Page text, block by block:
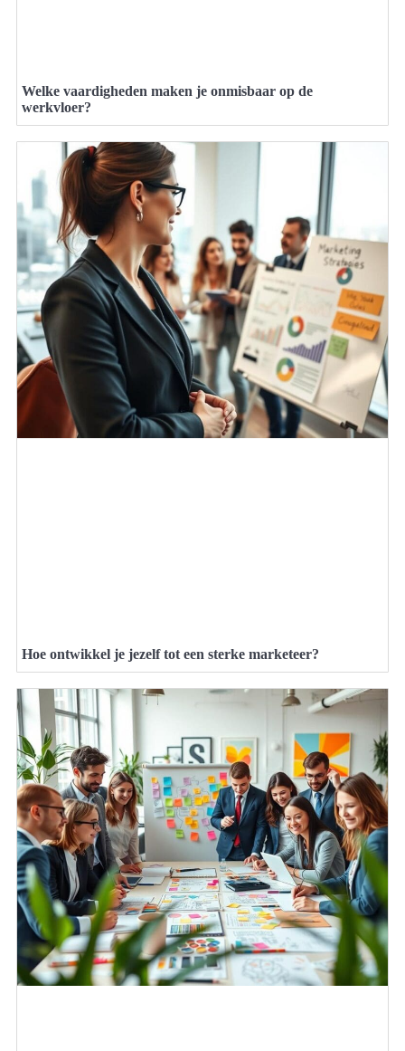
Welke vaardigheden maken je onmisbaar op de
werkvloer?
Hoe ontwikkel je jezelf tot een sterke marketeer?